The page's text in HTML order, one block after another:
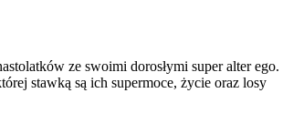
ze swoimi dorosłymi super alter ego.
stawką są ich supermoce, życie oraz losy